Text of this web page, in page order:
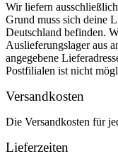
Wir liefern
Grund muss sich deine
Deutschland befinden.
Auslieferungslager aus
angegebene
Postfilialen ist nicht
Versandkosten
Die Versandkosten für
Lieferzeiten